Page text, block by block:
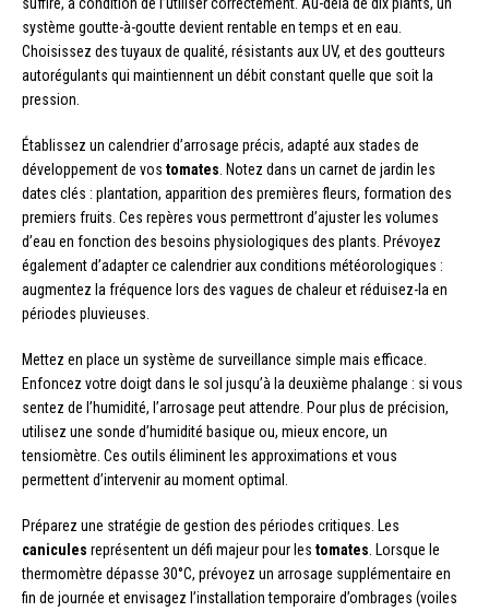
suffire, à condition de l’utiliser correctement. Au-delà de dix plants, un
système goutte-à-goutte devient rentable en temps et en eau.
Choisissez des tuyaux de qualité, résistants aux UV, et des goutteurs
autorégulants qui maintiennent un débit constant quelle que soit la
pression.
Établissez un calendrier d’arrosage précis, adapté aux stades de
développement de vos tomates. Notez dans un carnet de jardin les
dates clés : plantation, apparition des premières fleurs, formation des
premiers fruits. Ces repères vous permettront d’ajuster les volumes
d’eau en fonction des besoins physiologiques des plants. Prévoyez
également d’adapter ce calendrier aux conditions météorologiques :
augmentez la fréquence lors des vagues de chaleur et réduisez-la en
périodes pluvieuses.
Mettez en place un système de surveillance simple mais efficace.
Enfoncez votre doigt dans le sol jusqu’à la deuxième phalange : si vous
sentez de l’humidité, l’arrosage peut attendre. Pour plus de précision,
utilisez une sonde d’humidité basique ou, mieux encore, un
tensiomètre. Ces outils éliminent les approximations et vous
permettent d’intervenir au moment optimal.
Préparez une stratégie de gestion des périodes critiques. Les
canicules représentent un défi majeur pour les tomates. Lorsque le
thermomètre dépasse 30°C, prévoyez un arrosage supplémentaire en
fin de journée et envisagez l’installation temporaire d’ombrages (voiles